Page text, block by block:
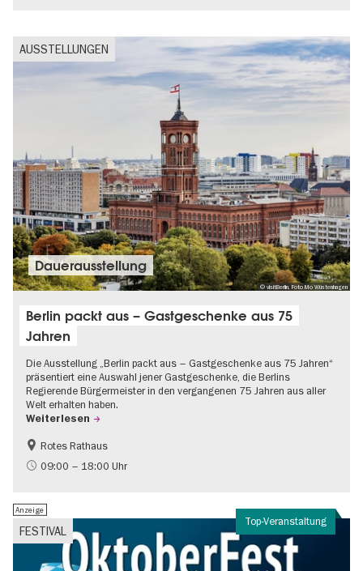
AUSSTELLUNGEN
© visitBerlin, Foto Mo Wüstenhagen
Dauer­aus­stel­lung
Berlin packt aus – Gastgeschenke aus 75
Jahren
Die Ausstellung „Berlin packt aus – Gastgeschenke aus 75 Jahren“
präsentiert eine Auswahl jener Gastgeschenke, die Berlins
Regierende Bürgermeister in den vergangenen 75 Jahren aus aller
Welt erhalten haben.
Weiterlesen
Geschichte
Gratis
Rotes Rathaus
09:00 – 18:00 Uhr
Top-Veranstaltung
FESTIVAL
Anzeige